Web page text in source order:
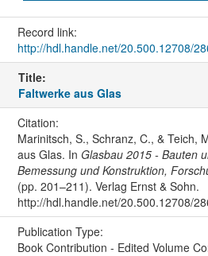
Record link:
http://hdl.handle.net/20.500.12708/
Title:
Faltwerke aus Glas
Citation:
Marinitsch, S., Schranz, C., & Teich,
aus Glas. In Glasbau 2015 - Bauten
Bemessung und Konstruktion,
(pp. 201–211). Verlag Ernst & Sohn.
http://hdl.handle.net/20.500.12708/
Publication Type:
Book Contribution - Edited Volume